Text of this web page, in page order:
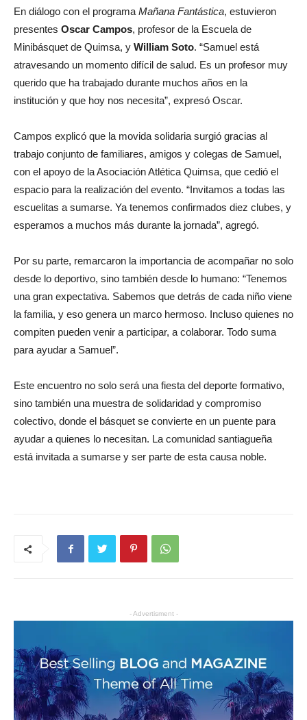
En diálogo con el programa Mañana Fantástica, estuvieron
presentes Oscar Campos, profesor de la Escuela de
Minibásquet de Quimsa, y William Soto. “Samuel está
atravesando un momento difícil de salud. Es un profesor muy
querido que ha trabajado durante muchos años en la
institución y que hoy nos necesita”, expresó Oscar.
Campos explicó que la movida solidaria surgió gracias al
trabajo conjunto de familiares, amigos y colegas de Samuel,
con el apoyo de la Asociación Atlética Quimsa, que cedió el
espacio para la realización del evento. “Invitamos a todas las
escuelitas a sumarse. Ya tenemos confirmados diez clubes, y
esperamos a muchos más durante la jornada”, agregó.
Por su parte, remarcaron la importancia de acompañar no solo
desde lo deportivo, sino también desde lo humano: “Tenemos
una gran expectativa. Sabemos que detrás de cada niño viene
la familia, y eso genera un marco hermoso. Incluso quienes no
compiten pueden venir a participar, a colaborar. Todo suma
para ayudar a Samuel”.
Este encuentro no solo será una fiesta del deporte formativo,
sino también una muestra de solidaridad y compromiso
colectivo, donde el básquet se convierte en un puente para
ayudar a quienes lo necesitan. La comunidad santiagueña
está invitada a sumarse y ser parte de esta causa noble.
- Advertisment -